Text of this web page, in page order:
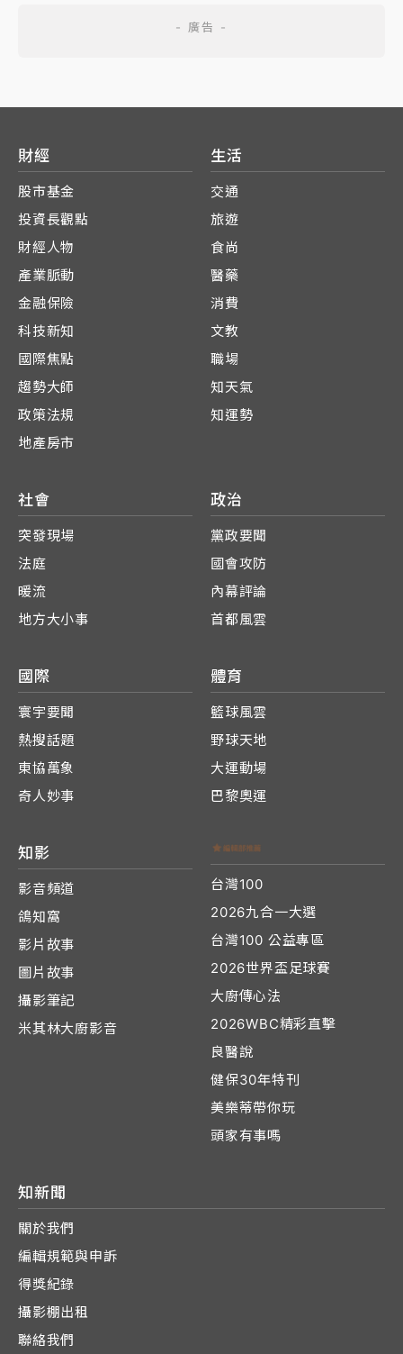
財經
股市基金
投資長觀點
財經人物
產業脈動
金融保險
科技新知
國際焦點
趨勢大師
政策法規
地產房市
生活
交通
旅遊
食尚
醫藥
消費
文教
職場
知天氣
知運勢
社會
突發現場
法庭
暖流
地方大小事
政治
黨政要聞
國會攻防
內幕評論
首都風雲
國際
寰宇要聞
熱搜話題
東協萬象
奇人妙事
體育
籃球風雲
野球天地
大運動場
巴黎奧運
知影
影音頻道
鴿知窩
影片故事
圖片故事
攝影筆記
米其林大廚影音
台灣100
2026九合一大選
台灣100 公益專區
2026世界盃足球賽
大廚傳心法
2026WBC精彩直擊
良醫說
健保30年特刊
美樂蒂帶你玩
頭家有事嗎
知新聞
關於我們
編輯規範與申訴
得獎紀錄
攝影棚出租
聯絡我們